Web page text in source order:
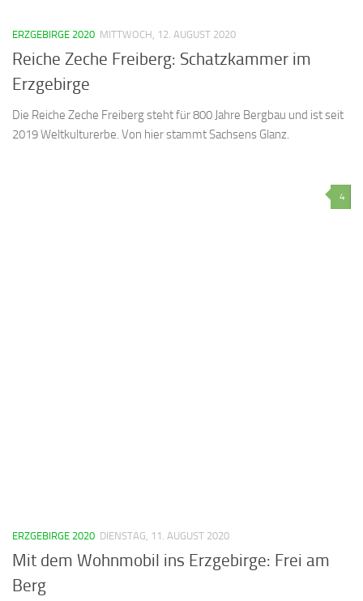
ERZGEBIRGE 2020 MITTWOCH, 12. AUGUST 2020
Reiche Zeche Freiberg: Schatzkammer im
Erzgebirge
Die Reiche Zeche Freiberg steht für 800 Jahre Bergbau und ist seit
2019 Weltkulturerbe. Von hier stammt Sachsens Glanz.
4
ERZGEBIRGE 2020 DIENSTAG, 11. AUGUST 2020
Mit dem Wohnmobil ins Erzgebirge: Frei am
Berg